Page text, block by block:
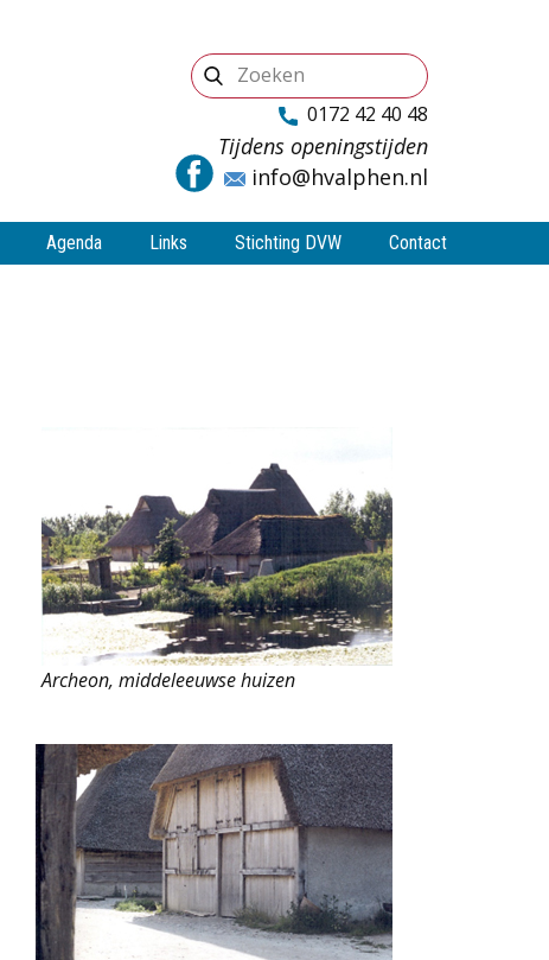
0172 42 40 48
Tijdens openingstijden
info@hvalphen.nl
Agenda Links Stichting DVW Contact
Archeon, middeleeuwse huizen